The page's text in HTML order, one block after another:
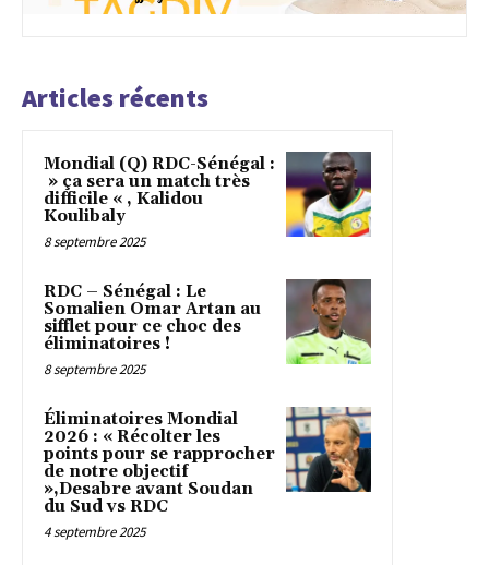
Articles récents
Mondial (Q) RDC-Sénégal :
» ça sera un match très
difficile « , Kalidou
Koulibaly
8 septembre 2025
RDC – Sénégal : Le
Somalien Omar Artan au
sifflet pour ce choc des
éliminatoires !
8 septembre 2025
Éliminatoires Mondial
2026 : « Récolter les
points pour se rapprocher
de notre objectif
»,Desabre avant Soudan
du Sud vs RDC
4 septembre 2025